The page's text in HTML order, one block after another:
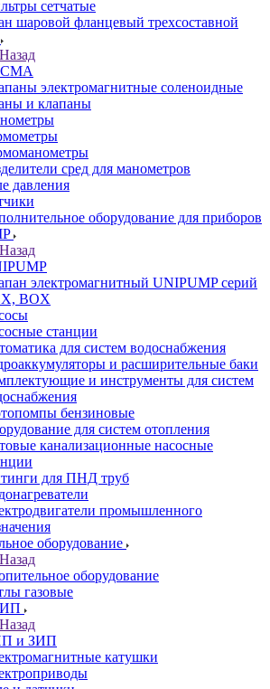
сетчатые
шаровой фланцевый трехсоставной
Назад
электромагнитные соленоидные
и клапаны
сред для манометров
давления
оборудование для приборов
Назад
электромагнитный UNIPUMP серий
BOX
станции
для систем водоснабжения
и расширительные баки
и инструменты для систем
бензиновые
для систем отопления
канализационные насосные
для ПНД труб
промышленного
оборудование
Назад
оборудование
газовые
Назад
и ЗИП
катушки